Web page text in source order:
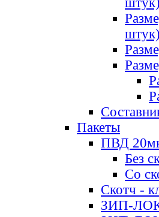
штук)
Пакеты
ПВД
Без
Со
Скотч -
ЗИП-